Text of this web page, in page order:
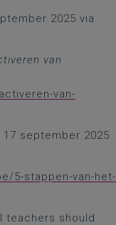
2025 via
van
van-
september 2025
5-stappen-van-het-
teachers should